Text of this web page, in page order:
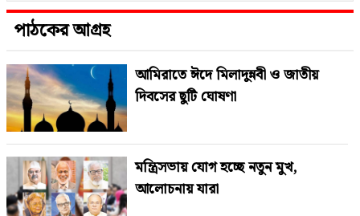
পাঠকের আগ্রহ
আমিরাতে ঈদে মিলাদুন্নবী ও জাতীয়
দিবসের ছুটি ঘোষণা
মন্ত্রিসভায় যোগ হচ্ছে নতুন মুখ,
আলোচনায় যারা